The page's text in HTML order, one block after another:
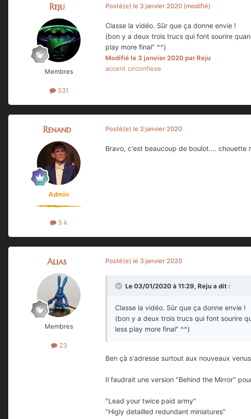
Reju
Membres
531
Posté(e) le 3 janvier 2020 (modifié)
Classe la vidéo. Sûr que ça donne envie !
(bon y a deux trois trucs qui font sourire
play more final" ^^)
Modifiéle 3 janvier 2020par Reju
accent circonflexe
Renand
Admin
5 k
Posté(e) le 3 janvier 2020
Bravo, c'est beaucoup de boulot.... chouette
Alias
Membres
23
Posté(e) le 3 janvier 2020
Le 03/01/2020 à 11:29, Rejua dit :
Classe la vidéo. Sûr que ça donne envie !
(bon y a deux trois trucs qui font sourire
less play more final" ^^)
Ben çà s'adresse surtout aux nouveaux
Il faudrait une version "Behind the Mirror"
"Lead your twice paid army"
"Higly detailled redundant miniatures"